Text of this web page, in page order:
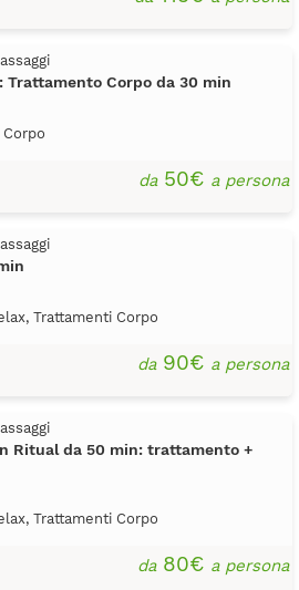
Trattamento Corpo da 30 min
da50€ a persona
Trattamenti Corpo
da90€ a persona
Ritual da 50 min: trattamento +
Trattamenti Corpo
da80€ a persona